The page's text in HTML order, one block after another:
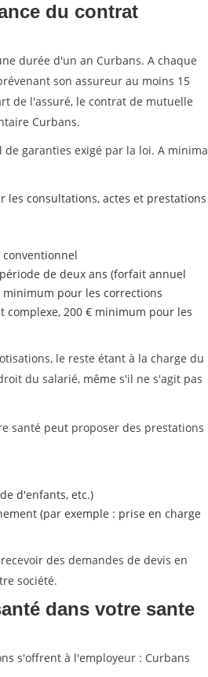
du contrat
durée d'un an Curbans. A chaque
son assureur au moins 15
de l'assuré, le contrat de mutuelle
Curbans.
garanties exigé par la loi. A minima
consultations, actes et prestations
de deux ans (forfait annuel
minimum pour les corrections
200 € minimum pour les
le reste étant à la charge du
du salarié, même s'il ne s'agit pas
santé peut proposer des prestations
d'enfants, etc.)
(par exemple : prise en charge
des demandes de devis en
société.
dans votre sante
s'offrent à l'employeur : Curbans